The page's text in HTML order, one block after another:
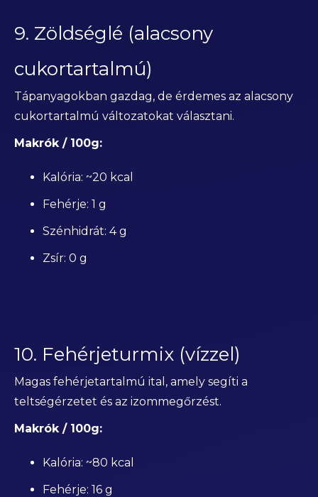
9. Zöldséglé (alacsony
cukortartalmú)
Tápanyagokban gazdag, de érdemes az alacsony
cukortartalmú változatokat választani.
Makrók / 100g:
Kalória: ~20 kcal
Fehérje: 1 g
Szénhidrát: 4 g
Zsír: 0 g
10. Fehérjeturmix (vízzel)
Magas fehérjetartalmú ital, amely segíti a
teltségérzetet és az izommegőrzést.
Makrók / 100g:
Kalória: ~80 kcal
Fehérje: 16 g